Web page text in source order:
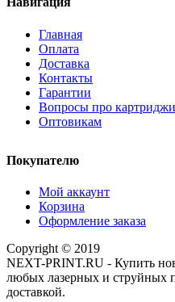
Главная
Оплата
Доставка
Контакты
Гарантии
Вопросы про картриджи
Оптовикам
Покупателю
Мой аккаунт
Корзина
Оформление заказа
Copyright © 2019
NEXT-PRINT.RU - Купить
любых лазерных и струйных
доставкой.